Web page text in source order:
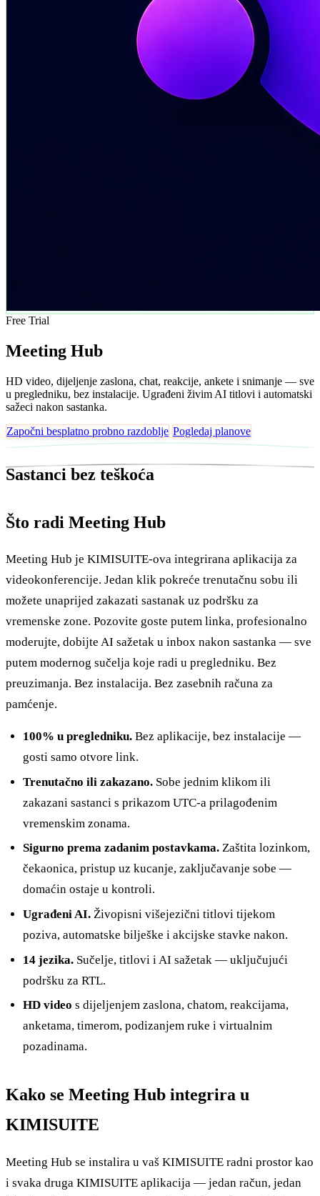
Free Trial
Meeting Hub
HD video, dijeljenje zaslona, chat, reakcije, ankete i snimanje — sve
u pregledniku, bez instalacije. Ugrađeni živim AI titlovi i automatski
sažeci nakon sastanka.
Započni besplatno probno razdoblje Pogledaj planove
Sastanci bez teškoća
Što radi Meeting Hub
Meeting Hub je KIMISUITE-ova integrirana aplikacija za
videokonferencije. Jedan klik pokreće trenutačnu sobu ili
možete unaprijed zakazati sastanak uz podršku za
vremenske zone. Pozovite goste putem linka, profesionalno
moderujte, dobijte AI sažetak u inbox nakon sastanka — sve
putem modernog sučelja koje radi u pregledniku. Bez
preuzimanja. Bez instalacija. Bez zasebnih računa za
pamćenje.
100% u pregledniku. Bez aplikacije, bez instalacije —
gosti samo otvore link.
Trenutačno ili zakazano. Sobe jednim klikom ili
zakazani sastanci s prikazom UTC-a prilagođenim
vremenskim zonama.
Sigurno prema zadanim postavkama. Zaštita lozinkom,
čekaonica, pristup uz kucanje, zaključavanje sobe —
domaćin ostaje u kontroli.
Ugrađeni AI. Živopisni višejezični titlovi tijekom
poziva, automatske bilješke i akcijske stavke nakon.
14 jezika. Sučelje, titlovi i AI sažetak — uključujući
podršku za RTL.
HD video s dijeljenjem zaslona, chatom, reakcijama,
anketama, timerom, podizanjem ruke i virtualnim
pozadinama.
Kako se Meeting Hub integrira u
KIMISUITE
Meeting Hub se instalira u vaš KIMISUITE radni prostor kao
i svaka druga KIMISUITE aplikacija — jedan račun, jedan